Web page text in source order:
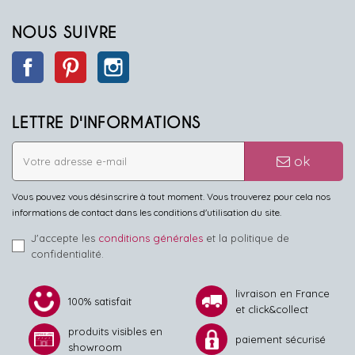
NOUS SUIVRE
Facebook Pinterest
LETTRE D'INFORMATIONS
ok
Vous pouvez vous désinscrire à tout moment. Vous trouverez pour cela nos
informations de contact dans les conditions d'utilisation du site.
J'accepte les conditions générales et la politique de
confidentialité.
100% satisfait
livraison en France
et click&collect
produits visibles en
showroom
paiement sécurisé